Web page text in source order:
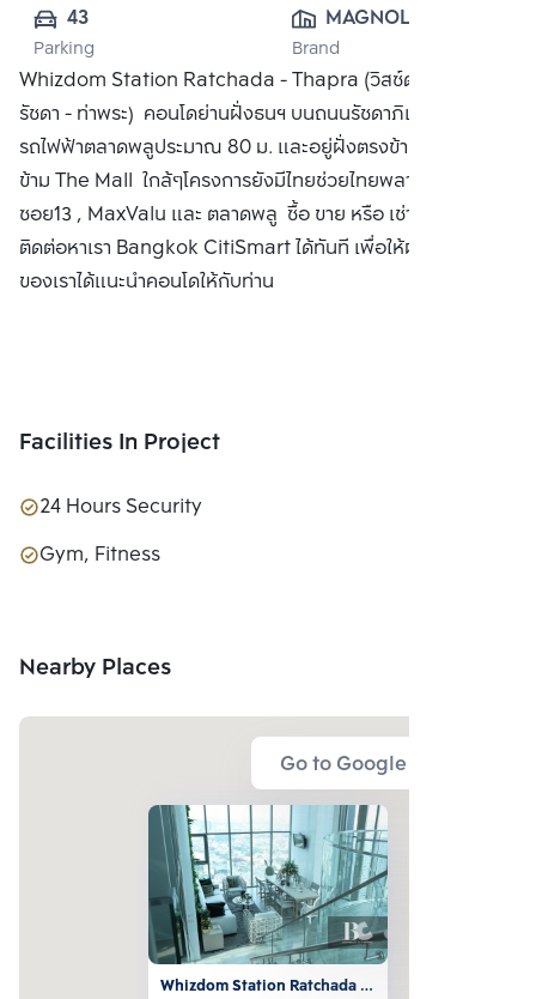
43
Parking
MAGNOLIA
QUALITY
DEVELOPMENT
CORPORATION
CO., LTD.
Brand
Whizdom Station Ratchada - Thapra (วิสซ์ดอม สเตชั่น
รัชดา - ท่าพระ) คอนโดย่านฝั่งธนฯ บนถนนรัชดาภิเษก ใกล้สถานี
รถไฟฟ้าตลาดพลูประมาณ 80 ม. และอยู่ฝั่งตรงข้าม อยู่ฝั่งตรง
ข้าม The Mall ใกล้ๆโครงการยังมีไทยช่วยไทยพลาซ่า , ตลาด
ซอย13 , MaxValu และ ตลาดพลู ซื้อ ขาย หรือ เช่า คอนโด
ติดต่อหาเรา Bangkok CitiSmart ได้ทันที เพื่อให้ผู้เชี่ยวชาญ
ของเราได้แนะนำคอนโดให้กับท่าน
Facilities In Project
24 Hours Security
Gym, Fitness
Nearby Places
Go to Google Map
Whizdom Station Ratchada -